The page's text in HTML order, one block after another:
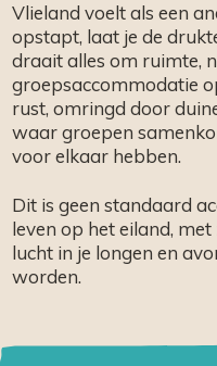
Vlieland voelt als een
opstapt, laat je de
draait alles om ruimte,
groepsaccommodatie
rust, omringd door
waar groepen
voor elkaar hebben.
Dit is geen standaard
leven op het eiland,
lucht in je longen en
worden.